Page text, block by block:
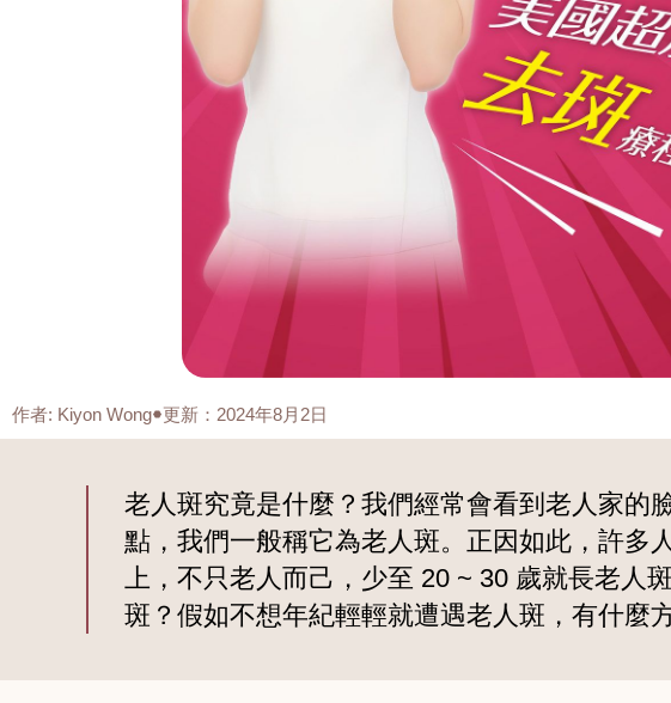
作者: Kiyon Wong 更新：2024年8月2日
老人斑究竟是什麼？我們經常會看到老人家的
點，我們一般稱它為老人斑。正因如此，許多
上，不只老人而己，少至 20 ~ 30 歲就長老
斑？假如不想年紀輕輕就遭遇老人斑，有什麼